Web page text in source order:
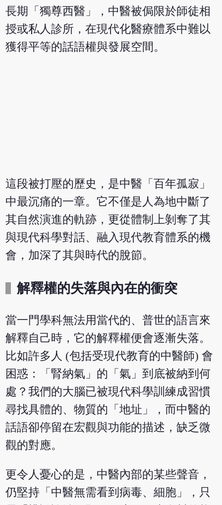
長期「獨尊西醫」，中醫被侷限於師徒相
授或私人診所，在現代化醫療體系中難以
獲得平等的話語權與發展空間。
這段被打壓的歷史，是中醫「百年孤寂」
中最沉痛的一章。它不僅是人為地中斷了
其自然演進的軌跡，更從體制上剝奪了其
與現代科學對話、融入現代教育體系的機
會，加深了其與時代的脫節。
解釋權的失落與內在的衝突
當一門學科無法用當代的、普世的語言來
解釋自己時，它的解釋權便會逐漸失落。
比如許多人 (包括受現代教育的中醫師) 會
困惑：「腎納氣」的「氣」到底被納到何
處？我們的大腦已被現代科學訓練成習慣
尋找具體的、物質的「地址」，而中醫的
話語卻停留在宏觀與功能的描述，缺乏微
觀的對應。
更令人憂心的是，中醫內部的某些聲音，
仍堅持「中醫無需看到病毒、細胞」，只